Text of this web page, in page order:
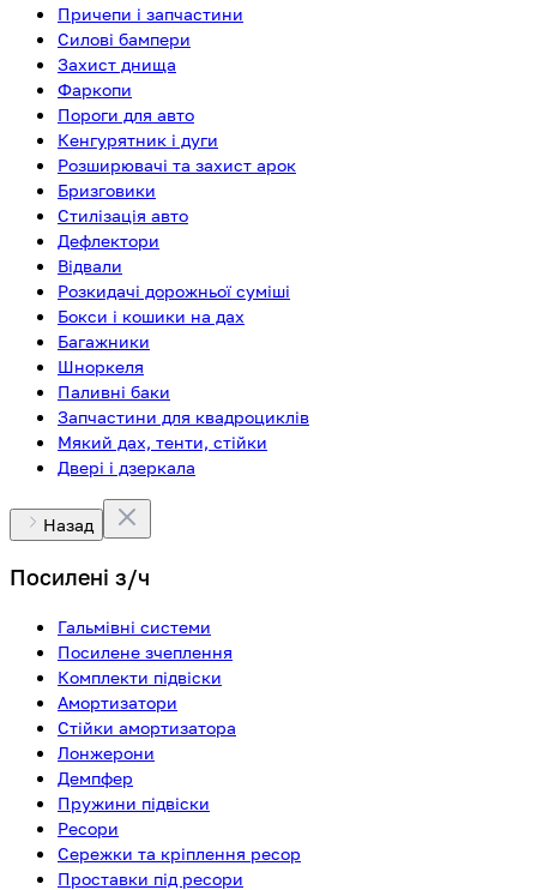
Причепи і запчастини
Силові бампери
Захист днища
Фаркопи
Пороги для авто
Кенгурятник і дуги
Розширювачі та захист арок
Бризговики
Стилізація авто
Дефлектори
Відвали
Розкидачі дорожньої суміші
Бокси і кошики на дах
Багажники
Шноркеля
Паливні баки
Запчастини для квадроциклів
Мякий дах, тенти, стійки
Двері і дзеркала
Назад
Посилені з/ч
Гальмівні системи
Посилене зчеплення
Комплекти підвіски
Амортизатори
Стійки амортизатора
Лонжерони
Демпфер
Пружини підвіски
Ресори
Сережки та кріплення ресор
Проставки під ресори